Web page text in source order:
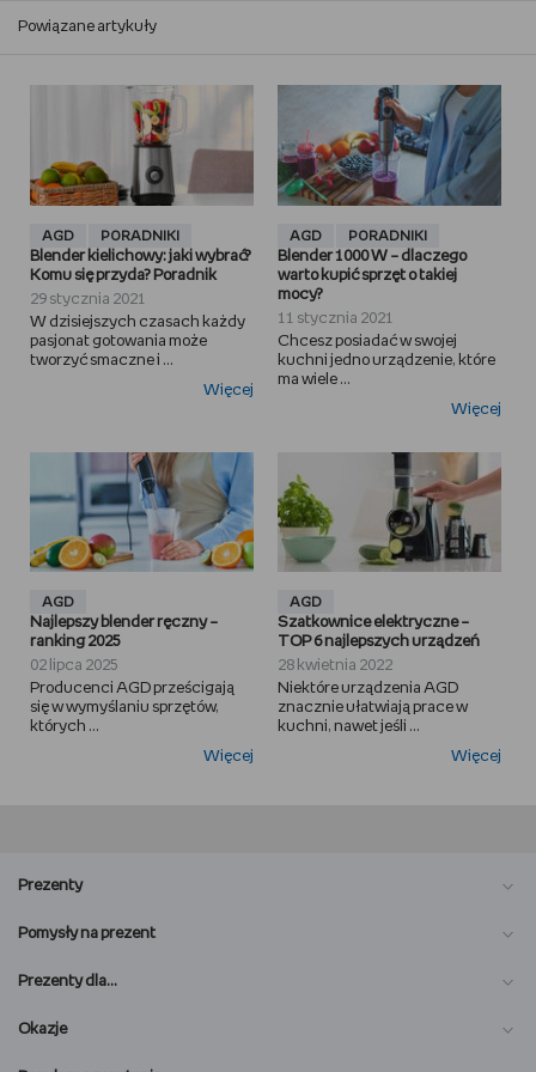
Powiązane artykuły
AGD PORADNIKI
Blender kielichowy: jaki wybrać?
Komu się przyda? Poradnik
29 stycznia 2021
W dzisiejszych czasach każdy
pasjonat gotowania może
tworzyć smaczne i ...
Więcej
AGD PORADNIKI
Blender 1000 W – dlaczego
warto kupić sprzęt o takiej
mocy?
11 stycznia 2021
Chcesz posiadać w swojej
kuchni jedno urządzenie, które
ma wiele ...
Więcej
AGD
Najlepszy blender ręczny –
ranking 2025
02 lipca 2025
Producenci AGD prześcigają
się w wymyślaniu sprzętów,
których ...
Więcej
AGD
Szatkownice elektryczne –
TOP 6 najlepszych urządzeń
28 kwietnia 2022
Niektóre urządzenia AGD
znacznie ułatwiają prace w
kuchni, nawet jeśli ...
Więcej
Prezenty
Pomysły na prezent
Prezenty dla…
Okazje